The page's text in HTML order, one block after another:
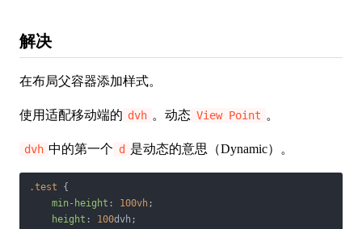
解决
在布局父容器添加样式。
使用适配移动端的 dvh 。动态 View Point 。
dvh 中的第一个 d 是动态的意思（Dynamic）。
.test {
min-height : 100vh;
height : 100dvh;